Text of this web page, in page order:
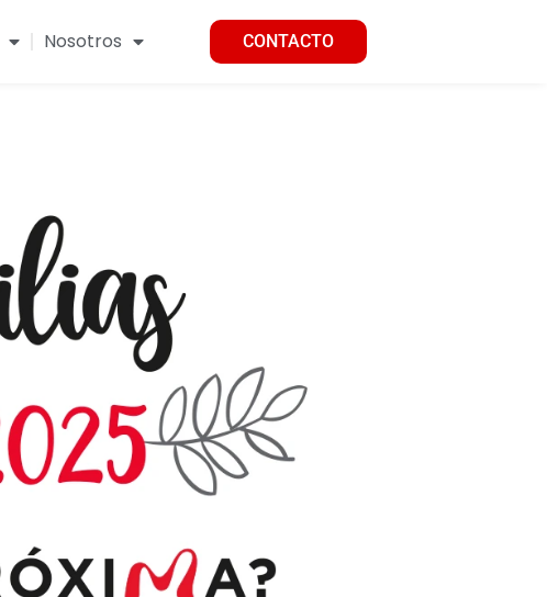
Nosotros CONTACTO